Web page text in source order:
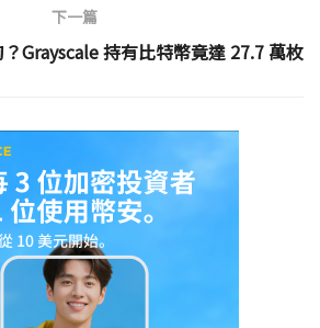
下一篇
Grayscale 持有比特幣竟達 27.7 萬枚